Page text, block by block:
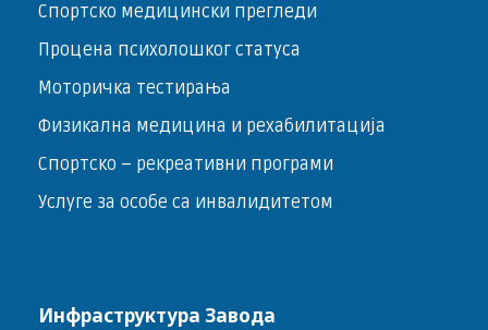
Спортско медицински прегледи
Процена психолошког статуса
Моторичка тестирања
Физикална медицина и рехабилитација
Спортско – ­рекреативни програми
Услуге за особе са инвалидитетом
Инфраструктура Завода